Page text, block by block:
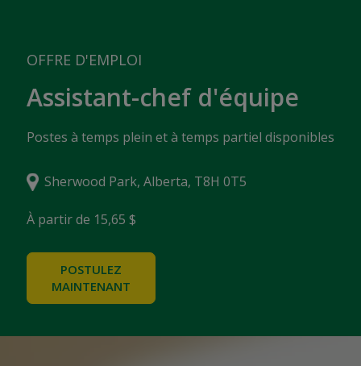
OFFRE D'EMPLOI
Assistant-chef d'équipe
Postes à temps plein et à temps partiel disponibles
Sherwood Park, Alberta, T8H 0T5
À partir de 15,65 $
POSTULEZ
MAINTENANT